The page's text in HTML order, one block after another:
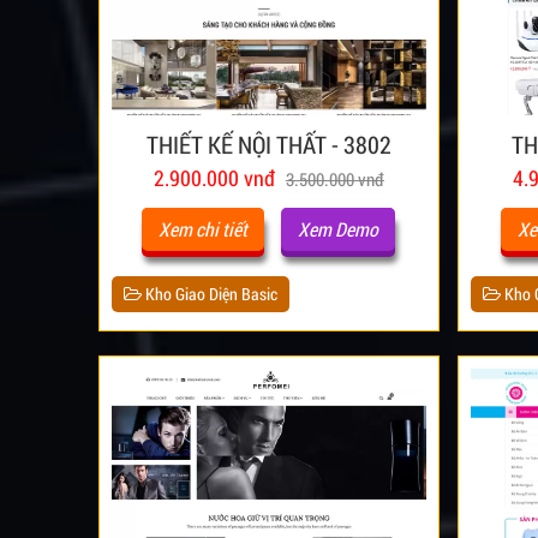
THIẾT KẾ NỘI THẤT - 3802
2.900.000 vnđ 3.500.000 vnđ
Xem chi tiết Xem Demo
Kho Giao Diện Basic Kho